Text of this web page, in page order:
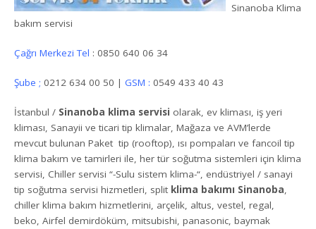
Sinanoba Klima
bakım servisi
Çağrı Merkezi Tel : 0850 640 06 34
Şube ;0212 634 00 50 |GSM : 0549 433 40 43
İstanbul / Sinanoba klima servisi olarak, ev kliması, iş yeri
kliması, Sanayii ve ticari tip klimalar, Mağaza ve AVM’lerde
mevcut bulunan Paket tip (rooftop), ısı pompaları ve fancoil tip
klima bakım ve tamirleri ile, her tür soğutma sistemleri için klima
servisi, Chiller servisi “-Sulu sistem klima-“, endüstriyel / sanayi
tip soğutma servisi hizmetleri, split klima bakımı Sinanoba,
chiller klima bakım hizmetlerini, arçelik, altus, vestel, regal,
beko, Airfel demirdöküm, mitsubishi, panasonic, baymak